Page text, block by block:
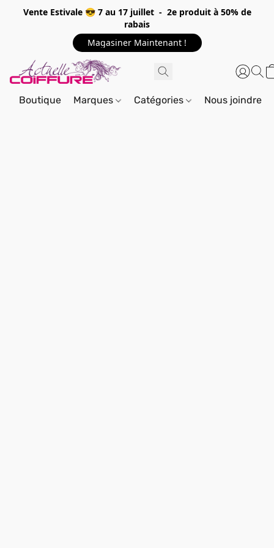
Vente Estivale 😎 7 au 17 juillet - 2e produit à 50% de
rabais
Magasiner Maintenant !
Boutique Marques Catégories Nous joindre